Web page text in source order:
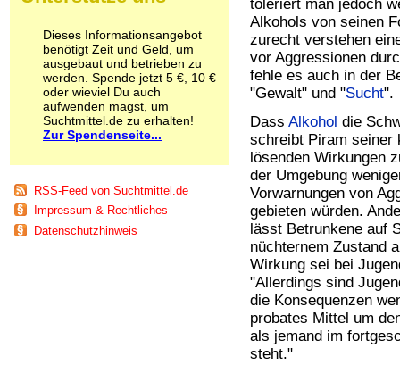
toleriert man jedoch
Alkohols von seinen
zurecht verstehen
vor Aggressionen
fehle es auch in der
"Gewalt" und "Sucht".
Dass Alkohol die
schreibt Piram seiner
lösenden Wirkungen
der Umgebung
Vorwarnungen von
gebieten würden.
lässt Betrunkene auf
nüchternem Zustand
Wirkung sei bei
"Allerdings sind
die Konsequenzen
probates Mittel um
als jemand im
steht."
Poppers
Psychopharmaka
Schlafmittel
Schmerzmittel
Schnüffelstoffe
Spice
Sucht / Süchte
Alkoholsucht
Arbeitssucht
Computersucht
Ess-Brechsucht
Essstörungen
Dieses Informationsangebot
benötigt Zeit und Geld, um
ausgebaut und betrieben zu
werden. Spende jetzt 5 €, 10 €
oder wieviel Du auch
aufwenden magst, um
Suchtmittel.de zu erhalten!
Zur Spendenseite...
RSS-Feed von Suchtmittel.de
Impressum & Rechtliches
Datenschutzhinweis